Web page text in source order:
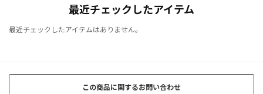
最近チェックしたアイテム
最近チェックしたアイテムはありません。
この商品に関するお問い合わせ